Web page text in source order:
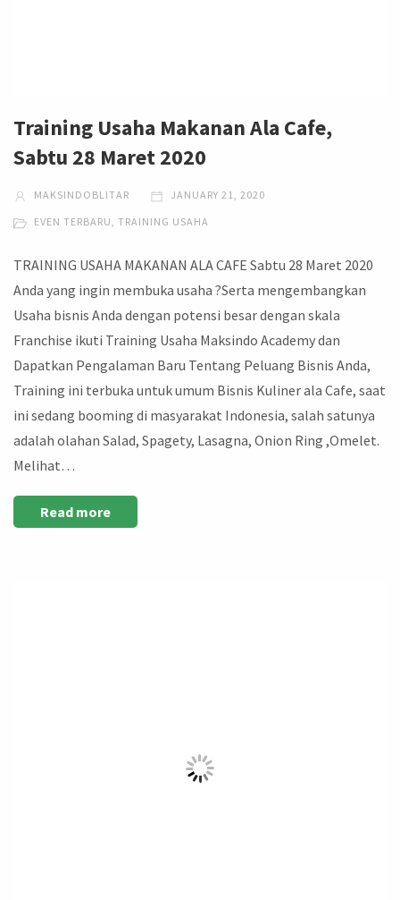
Training Usaha Makanan Ala Cafe,
Sabtu 28 Maret 2020
MAKSINDOBLITAR JANUARY 21, 2020
EVEN TERBARU, TRAINING USAHA
TRAINING USAHA MAKANAN ALA CAFE Sabtu 28 Maret 2020
Anda yang ingin membuka usaha ?Serta mengembangkan
Usaha bisnis Anda dengan potensi besar dengan skala
Franchise ikuti Training Usaha Maksindo Academy dan
Dapatkan Pengalaman Baru Tentang Peluang Bisnis Anda,
Training ini terbuka untuk umum Bisnis Kuliner ala Cafe, saat
ini sedang booming di masyarakat Indonesia, salah satunya
adalah olahan Salad, Spagety, Lasagna, Onion Ring ,Omelet.
Melihat…
Read more